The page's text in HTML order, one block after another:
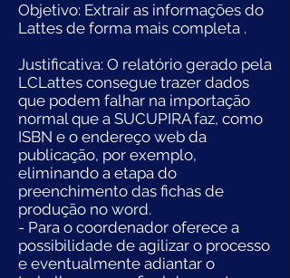
Objetivo: Extrair as informações do
Lattes de forma mais completa .
Justificativa: O relatório gerado pela
LCLattes consegue trazer dados
que podem falhar na importação
normal que a SUCUPIRA faz, como
ISBN e o endereço web da
publicação, por exemplo,
eliminando a etapa do
preenchimento das fichas de
produção no word.
- Para o coordenador oferece a
possibilidade de agilizar o processo
e eventualmente adiantar o